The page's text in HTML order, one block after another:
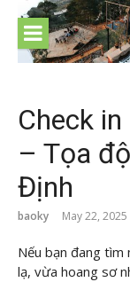
content
Check
– Tọa
Định
baoky May 22, 2025
Nếu bạn đang tìm
lạ, vừa hoang sơ